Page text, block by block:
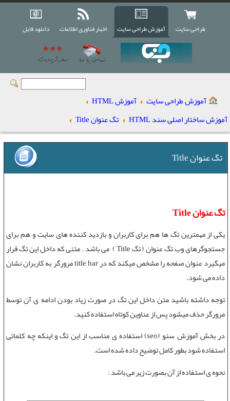
طراحی سایت آموزش طراحی سایت اخبار فناوری اطلاعات دانلود فایل
آموزش طراحی سایت
آموزش HTML
آموزش ساختار اصلی سند HTML
تگ عنوان Title
تگ عنوان Title
تگ عنوان Title
یکی از مهمترین تگ ها هم برای کاربران و بازدید کننده های سایت و هم برای
جستجوگرهای وبتگ عنوان(تگ Title
) می باشد . متنی که داخل این تگ قرار
میگیرد عنوان صفحه را مشخص میکند که در title bar مرورگر به کاربران نشان
داده می شود.
توجه داشته باشید متن داخل این تگ در صورت زیاد بودن ادامه ی آن توسط
مرورگر حذف میشود پس از عناوین کوتاه استفاده کنید.
در بخش آموزش سئو (seo) استفاده ی مناسب از این تگ و اینکه چه کلماتی
استفاده شود بطور کامل توضیح داده شده است.
نحوه ی استفاده از آن بصورت زیر می باشد :